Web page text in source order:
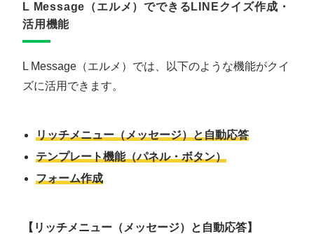
L Message（エルメ）でできるLINEクイズ作成・
活用機能
L Message（エルメ）では、以下のような機能がクイ
ズに活用できます。
リッチメニュー（メッセージ）と自動応答
テンプレート機能（パネル・ボタン）
フォーム作成
【 リッチメニュー（メッセージ）と自動応答】